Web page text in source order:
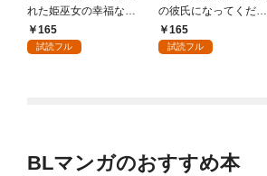
れた姫巫女の幸福な嫁
入り～: 1
165
試読フル
の彼氏になってくださ
い: 1
165
試読フル
BLマンガのおすすめ本